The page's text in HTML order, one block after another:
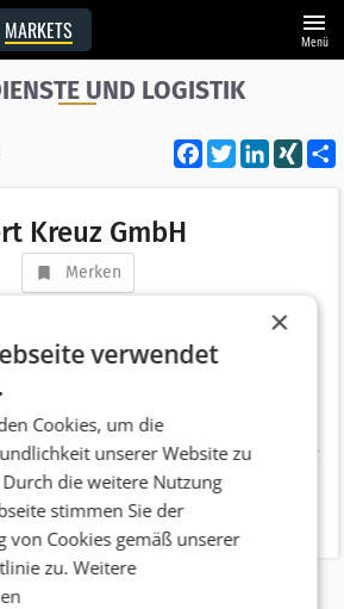
MARKETS menu
Menü
UND LOGISTIK
Facebook
Twitter XING
Kreuz GmbH
Merken
Deutsch Wagram
(2247) 34990
×
verwendet
Cookies, um die
unserer Website zu
die weitere Nutzung
stimmen Sie der
von Cookies gemäß unserer
zu.Weitere